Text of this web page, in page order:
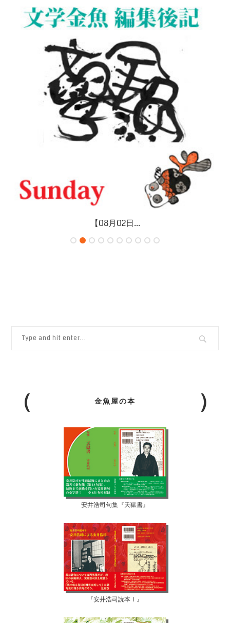
【08月02日...
金魚屋の本
安井浩司句集『天獄書』
『安井浩司読本Ⅰ』